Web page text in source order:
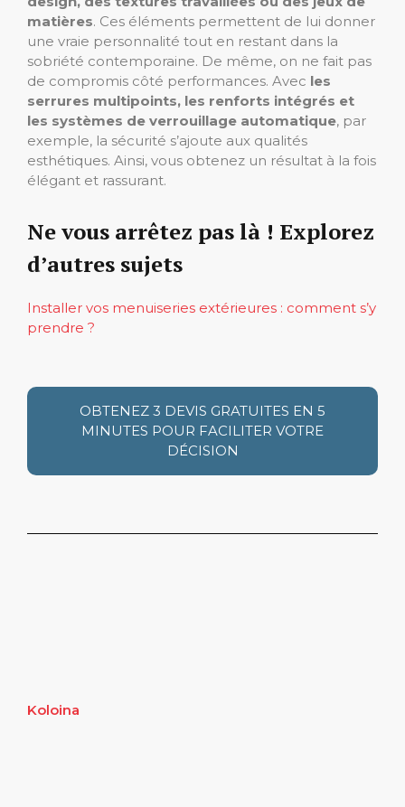
matières. Ces éléments permettent de lui donner
une vraie personnalité tout en restant dans la
sobriété contemporaine. De même, on ne fait pas
de compromis côté performances. Avec les
serrures multipoints, les renforts intégrés et
les systèmes de verrouillage automatique, par
exemple, la sécurité s’ajoute aux qualités
esthétiques. Ainsi, vous obtenez un résultat à la fois
élégant et rassurant.
Ne vous arrêtez pas là ! Explorez
d’autres sujets
Installer vos menuiseries extérieures : comment s’y
prendre ?
OBTENEZ 3 DEVIS GRATUITES EN 5
MINUTES POUR FACILITER VOTRE
DÉCISION
Koloina